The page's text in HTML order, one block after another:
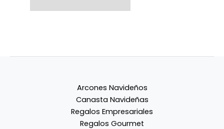
Arcones Navideños
Canasta Navideñas
Regalos Empresariales
Regalos Gourmet